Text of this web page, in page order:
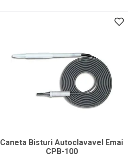
Caneta Bisturi Autoclavavel Emai
CPB-100